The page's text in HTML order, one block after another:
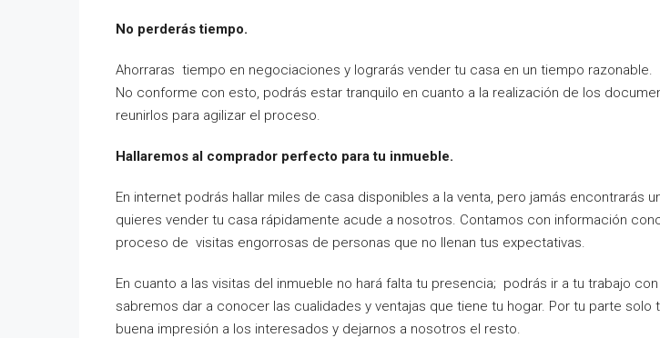
No perderás tiempo.
Ahorraras tiempo en negociaciones y lograrás vender tu casa en un tiempo razonable.
No conforme con esto, podrás estar tranquilo en cuanto a la realización de los
reunirlos para agilizar el proceso.
Hallaremos al comprador perfecto para tu inmueble.
En internet podrás hallar miles de casa disponibles a la venta, pero jamás
quieres vender tu casa rápidamente acude a nosotros. Contamos con información
proceso de visitas engorrosas de personas que no llenan tus expectativas.
En cuanto a las visitas del inmueble no hará falta tu presencia; podrás ir a tu trabajo
sabremos dar a conocer las cualidades y ventajas que tiene tu hogar. Por tu parte
buena impresión a los interesados y dejarnos a nosotros el resto.